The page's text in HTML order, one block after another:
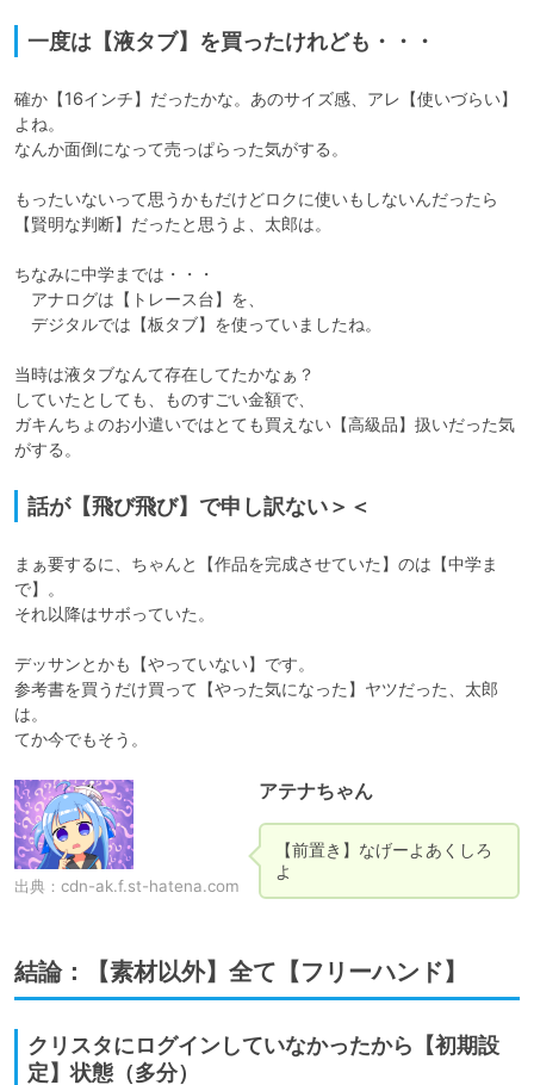
一度は【液タブ】を買ったけれども・・・
確か【16インチ】だったかな。あのサイズ感、アレ【使いづらい】
よね。
なんか面倒になって売っぱらった気がする。
もったいないって思うかもだけどロクに使いもしないんだったら
【賢明な判断】だったと思うよ、太郎は。
ちなみに中学までは・・・
アナログは【トレース台】を、
デジタルでは【板タブ】を使っていましたね。
当時は液タブなんて存在してたかなぁ？
していたとしても、ものすごい金額で、
ガキんちょのお小遣いではとても買えない【高級品】扱いだった気
がする。
話が【飛び飛び】で申し訳ない＞＜
まぁ要するに、ちゃんと【作品を完成させていた】のは【中学ま
で】。
それ以降はサボっていた。
デッサンとかも【やっていない】です。
参考書を買うだけ買って【やった気になった】ヤツだった、太郎
は。
てか今でもそう。
出典： cdn-ak.f.st-hatena.com
アテナちゃん
【前置き】なげーよあくしろ
よ
結論：【素材以外】全て【フリーハンド】
クリスタにログインしていなかったから【初期設
定】状態（多分）